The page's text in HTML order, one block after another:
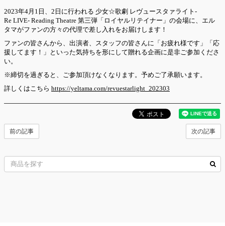
2023年4月1日、2日に行われる 少女☆歌劇 レヴュースタァライト-
Re LIVE- Reading Theatre 第三弾「ロイヤルリテイナー」の会場に、エル
タマがファンの方々の代理で差し入れをお届けします！
ファンの皆さんから、出演者、スタッフの皆さんに「お疲れ様です」「応
援してます！」といった気持ちを形にして贈れる企画に是非ご参加くださ
い。
※締切を過ぎると、ご参加頂けなくなります。予めご了承願います。
詳しくはこちら https://yeltama.com/revuestarlight_202303
次の記事
前の記事